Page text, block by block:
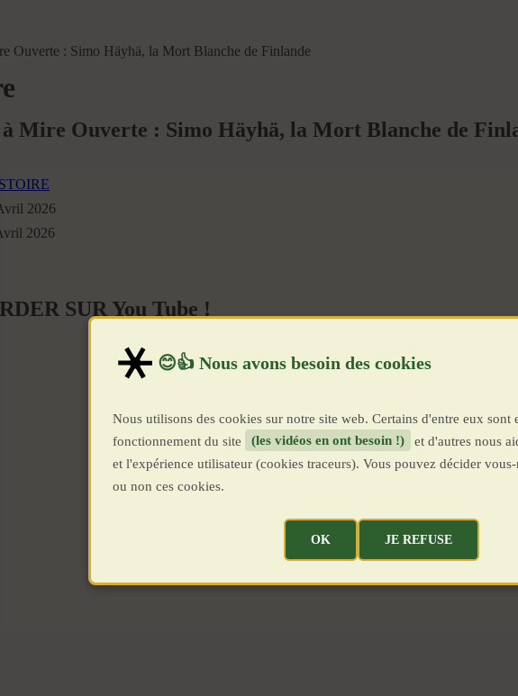
Ouverte : Simo Häyhä, la Mort Blanche de Finlande
à Mire Ouverte : Simo Häyhä, la Mort Blanche de
2026
2026
SUR You Tube !
Nous utilisons des cookies sur notre site web. Certains d'entre eux sont
fonctionnement du site
(les vidéos en ont besoin !)
et d'autres nous
et l'expérience utilisateur (cookies traceurs). Vous pouvez décider
ou non ces cookies.
OK JE REFUSE